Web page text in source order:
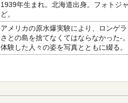
1939年生まれ。北海道出身。フォトジ
ど。
アメリカの原水爆実験により、ロンゲ
さとの島を捨てなくてはならなかった-
体験した人々の姿を写真とともに綴る。